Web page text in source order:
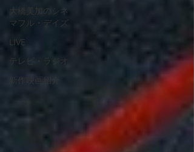
大橋美加のシネ
マフル・デイズ
LIVE
テレビ・ラジオ
新作映画紹介